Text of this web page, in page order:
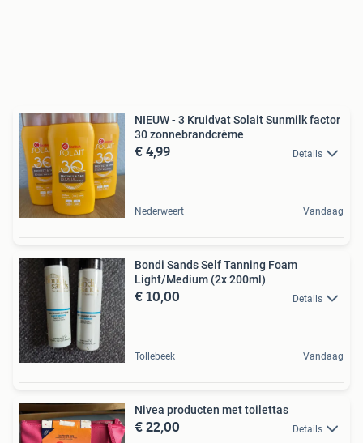
NIEUW - 3 Kruidvat Solait Sunmilk factor
30 zonnebrandcrème
€ 4,99 Details
Nederweert Vandaag
Bondi Sands Self Tanning Foam
Light/Medium (2x 200ml)
€ 10,00 Details
Tollebeek Vandaag
Nivea producten met toilettas
€ 22,00 Details